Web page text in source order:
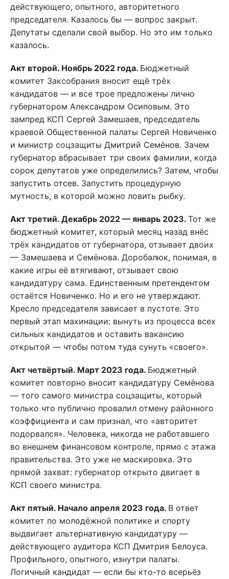
действующего, опытного, авторитетного
председателя. Казалось бы — вопрос закрыт.
Депутаты сделали свой выбор. Но это им только
казалось.
Акт второй. Ноябрь 2022 года. Бюджетный
комитет Заксобрания вносит ещё трёх
кандидатов — и все трое предложены лично
губернатором Александром Осиповым. Это
зампред КСП Сергей Замешаев, председатель
краевой Общественной палаты Сергей Новиченко
и министр соцзащиты Дмитрий Семёнов. Зачем
губернатор вбрасывает три своих фамилии, когда
сорок депутатов уже определились? Затем, чтобы
запустить отсев. Запустить процедурную
мутность, в которой можно ловить рыбку.
Акт третий. Декабрь 2022 — январь 2023. Тот же
бюджетный комитет, который месяц назад внёс
трёх кандидатов от губернатора, отзывает двоих
— Замешаева и Семёнова. Доробалюк, понимая, в
какие игры её втягивают, отзывает свою
кандидатуру сама. Единственным претендентом
остаётся Новиченко. Но и его не утверждают.
Кресло председателя зависает в пустоте. Это
первый этап махинации: вынуть из процесса всех
сильных кандидатов и оставить вакансию
открытой — чтобы потом туда сунуть «своего».
Акт четвёртый. Март 2023 года. Бюджетный
комитет повторно вносит кандидатуру Семёнова
— того самого министра соцзащиты, который
только что публично провалил отмену районного
коэффициента и сам признал, что «авторитет
подорвался». Человека, никогда не работавшего
во внешнем финансовом контроле, прямо с этажа
правительства. Это уже не маскировка. Это
прямой захват: губернатор открыто двигает в
КСП своего министра.
Акт пятый. Начало апреля 2023 года. В ответ
комитет по молодёжной политике и спорту
выдвигает альтернативную кандидатуру —
действующего аудитора КСП Дмитрия Белоуса.
Профильного, опытного, изнутри палаты.
Логичный кандидат — если бы кто-то всерьёз